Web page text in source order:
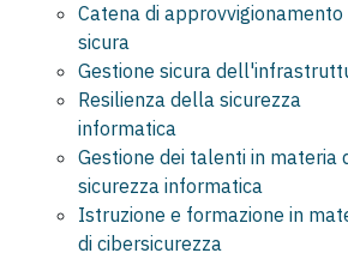
Catena di approvvigionamento
sicura
Gestione sicura
Resilienza della sicurezza
informatica
Gestione dei talenti in materia
sicurezza informatica
Istruzione e formazione in
di cibersicurezza